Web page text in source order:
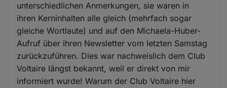
unterschiedlichen Anmerkungen, sie waren in
ihren Kerninhalten alle gleich (mehrfach sogar
gleiche Wortlaute) und auf den Michaela-Huber-
Aufruf über ihren Newsletter vom letzten Samstag
zurückzuführen. Dies war nachweislich dem Club
Voltaire längst bekannt, weil er direkt von mir
informiert wurde! Warum der Club Voltaire hier